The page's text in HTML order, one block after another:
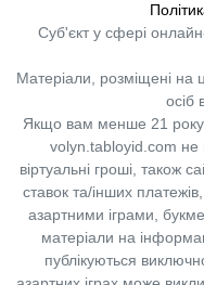
Суб'єкт у сфері
Матеріали, розміщені на
осіб
Якщо вам менше 21
volyn.tabloyid.com не
віртуальні гроші, також
ставок та/інших
азартними іграми,
матеріали на
публікуються